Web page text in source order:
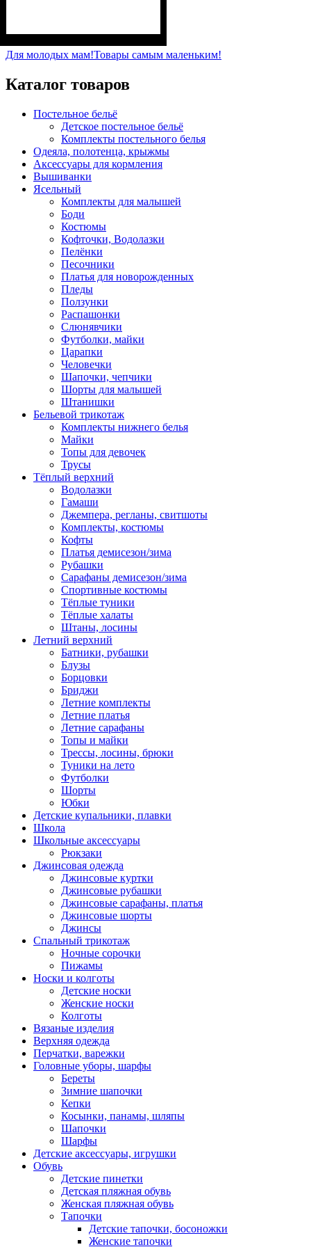
(94% х/б, 6% лайкра)
Для молодых мам!Товары самым маленьким!
Каталог товаров
Постельное бельё
Детское постельное бельё
Комплекты постельного белья
Одеяла, полотенца, крыжмы
Аксессуары для кормления
Вышиванки
Ясельный
Комплекты для малышей
Боди
Костюмы
Кофточки, Водолазки
Пелёнки
Песочники
Платья для новорожденных
Пледы
Ползунки
Распашонки
Слюнявчики
Футболки, майки
Царапки
Человечки
Шапочки, чепчики
Шорты для малышей
Штанишки
Бельевой трикотаж
Комплекты нижнего белья
Майки
Топы для девочек
Трусы
Тёплый верхний
Водолазки
Гамаши
Джемпера, регланы, свитшоты
Комплекты, костюмы
Кофты
Платья демисезон/зима
Рубашки
Сарафаны демисезон/зима
Спортивные костюмы
Тёплые туники
Тёплые халаты
Штаны, лосины
Летний верхний
Батники, рубашки
Блузы
Борцовки
Бриджи
Летние комплекты
Летние платья
Летние сарафаны
Топы и майки
Трессы, лосины, брюки
Туники на лето
Футболки
Шорты
Юбки
Детские купальники, плавки
Школа
Школьные аксессуары
Рюкзаки
Джинсовая одежда
Джинсовые куртки
Джинсовые рубашки
Джинсовые сарафаны, платья
Джинсовые шорты
Джинсы
Спальный трикотаж
Ночные сорочки
Пижамы
Носки и колготы
Детские носки
Женские носки
Колготы
Вязаные изделия
Верхняя одежда
Перчатки, варежки
Головные уборы, шарфы
Береты
Зимние шапочки
Кепки
Косынки, панамы, шляпы
Шапочки
Шарфы
Детские аксессуары, игрушки
Обувь
Детские пинетки
Детская пляжная обувь
Женская пляжная обувь
Тапочки
Детские тапочки, босоножки
Женские тапочки